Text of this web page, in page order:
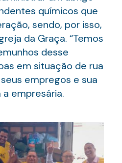
químicos que
sendo, por isso,
da Graça. “Temos
desse
em situação de rua
empregos e sua
a empresária.